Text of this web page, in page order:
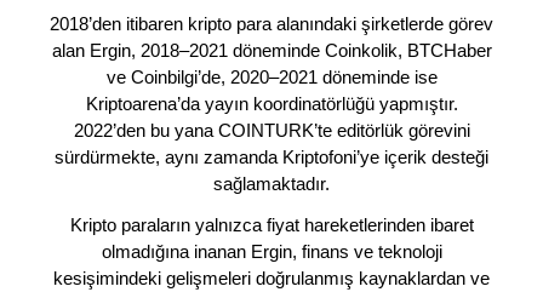
2018’den itibaren kripto para alanındaki şirketlerde görev
alan Ergin, 2018–2021 döneminde Coinkolik, BTCHaber
ve Coinbilgi’de, 2020–2021 döneminde ise
Kriptoarena’da yayın koordinatörlüğü yapmıştır.
2022’den bu yana COINTURK’te editörlük görevini
sürdürmekte, aynı zamanda Kriptofoni’ye içerik desteği
sağlamaktadır.
Kripto paraların yalnızca fiyat hareketlerinden ibaret
olmadığına inanan Ergin, finans ve teknoloji
kesişimindeki gelişmeleri doğrulanmış kaynaklardan ve